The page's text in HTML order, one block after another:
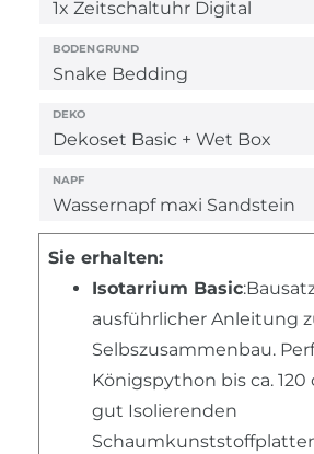
BODENGRUND
DEKO
NAPF
Sie erhalten:
Isotarrium Basic
ausführlicher Anleitung
Selbszusammenbau.
Königspython bis ca. 120
gut Isolierenden